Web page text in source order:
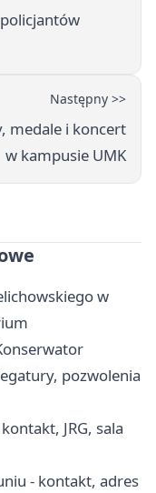
Następny >>
medale i koncert
w kampusie UMK
w
pozwolenia
JRG, sala
- kontakt, adres